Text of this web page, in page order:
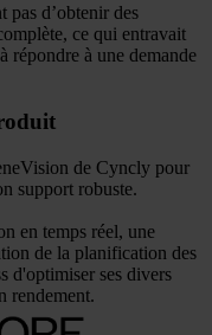
pas d’obtenir des
ce qui entravait
répondre à une demande
de Cyncly pour
support robuste.
en temps réel, une
de la planification des
d'optimiser ses divers
rendement.